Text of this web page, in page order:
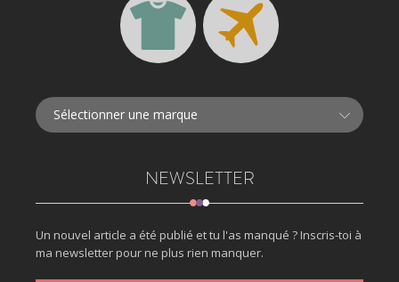
NEWSLETTER
Un nouvel article a été publié et tu l'as manqué ? Inscris-toi à
ma newsletter pour ne plus rien manquer.